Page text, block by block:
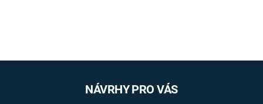
NÁVRHY PRO VÁS